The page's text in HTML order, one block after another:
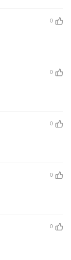
0
0
0
0
0